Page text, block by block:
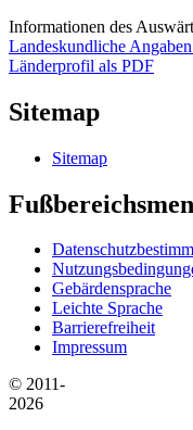
Informationen des
Landeskundliche
Länderprofil als PDF
Sitemap
Sitemap
Gebärdensprache
Leichte Sprache
Barrierefreiheit
Impressum
© 2011-
2026